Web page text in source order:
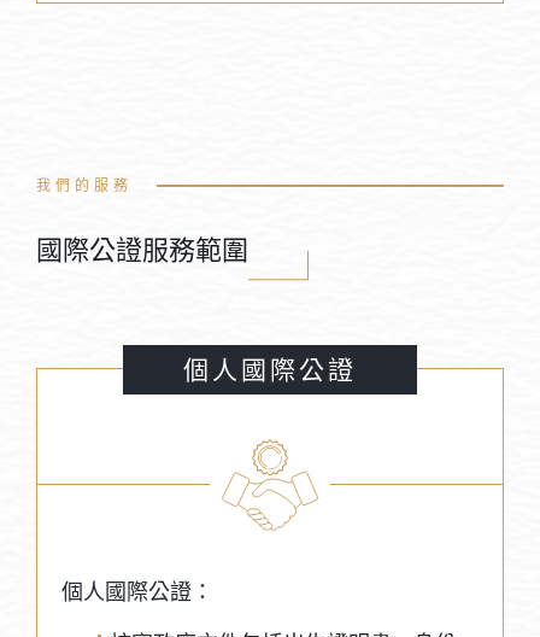
我們的服務
國際公證服務範圍
個人國際公證
個人國際公證：